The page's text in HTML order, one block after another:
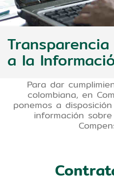
a la
Para dar
colombiana, en
ponemos a
información